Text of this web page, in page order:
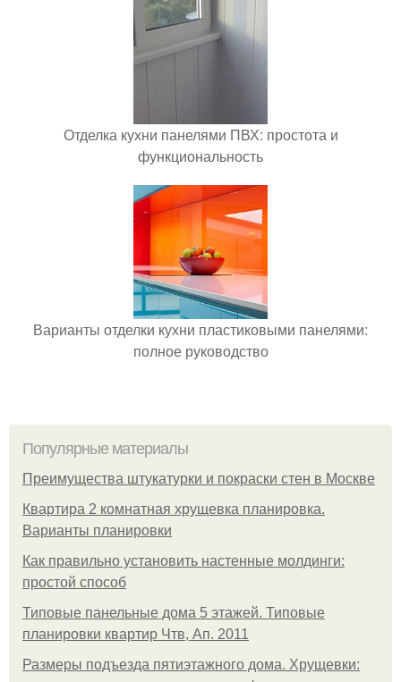
Отделка кухни панелями ПВХ: простота и
функциональность
Варианты отделки кухни пластиковыми панелями:
полное руководство
Популярные материалы
Преимущества штукатурки и покраски стен в Москве
Квартира 2 комнатная хрущевка планировка.
Варианты планировки
Как правильно установить настенные молдинги:
простой способ
Типовые панельные дома 5 этажей. Типовые
планировки квартир Чтв, Ап. 2011
Размеры подъезда пятиэтажного дома. Хрущевки: